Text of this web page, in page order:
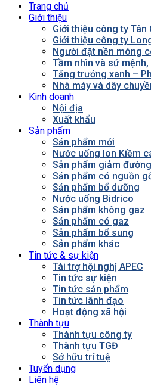
Trang chủ
Giới thiệu
Giới thiệu công ty Tân
Giới thiệu công ty
Người đặt nền móng
Tầm nhìn và sứ
Tăng trưởng xanh –
Nhà máy và dây
Kinh doanh
Nội địa
Xuất khẩu
Sản phẩm
Sản phẩm mới
Nước uống Ion Kiềm
Sản phẩm giảm đường
Sản phẩm có nguồn
Sản phẩm bổ dưỡng
Nước uống Bidrico
Sản phẩm không gaz
Sản phẩm có gaz
Sản phẩm bổ sung
Sản phẩm khác
Tin tức & sự kiện
Tài trợ hội nghị APEC
Tin tức sự kiện
Tin tức sản phẩm
Tin tức lãnh đạo
Hoạt động xã hội
Thành tựu
Thành tựu công ty
Thành tựu TGĐ
Sở hữu trí tuệ
Tuyển dụng
Liên hệ